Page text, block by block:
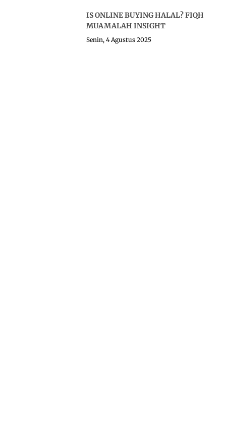
IS ONLINE BUYING HALAL? FIQH
MUAMALAH INSIGHT
Senin, 4 Agustus 2025